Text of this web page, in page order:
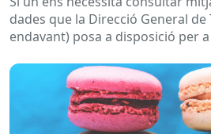
dades que la Direcció General de
endavant) posa a disposició per